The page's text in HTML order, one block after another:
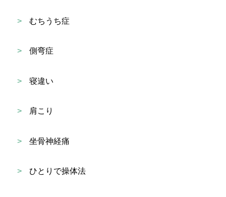
> むちうち症
> 側弯症
> 寝違い
> 肩こり
> 坐骨神経痛
> ひとりで操体法